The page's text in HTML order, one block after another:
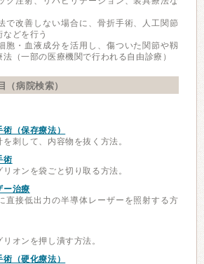
で改善しない場合に、骨折手術、人工関節
どを行う
胞・血液成分を活用し、傷ついた関節や靱
（一部の医療機関で行われる自由診療）
（病院検索）
（保存療法）
刺して、内容物を抜く方法。
術
オンを袋ごと切り取る方法。
ー治療
直接低出力の半導体レーザーを照射する方
オンを押し潰す方法。
（硬化療法）